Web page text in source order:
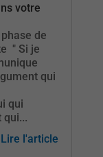
votre
de
" Si je
qui
qui
qui...
Lire l'article